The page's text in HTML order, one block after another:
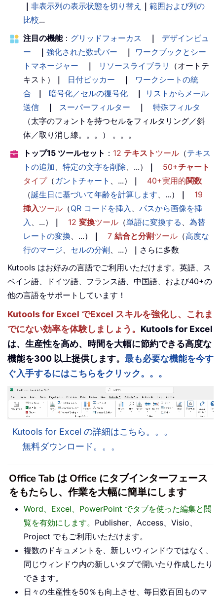
｜ 非表示列の表示状態を切り替え ｜ 範囲および列の
比較...
注目の機能： グリッドフォーカス ｜
デザインビュ
ー
｜ 強化された数式バー ｜
ワークブックとシー
トマネージャー
｜ リソースライブラリ
（オートテ
キスト）
｜ 日付ピッカー ｜
ワークシートの統
合
｜ 暗号化／セルの復号化 ｜
リストからメール
送信
｜ スーパーフィルター ｜
特殊フィルタ
（太字のフォントを持つセルをフィルタリング／斜
体／取り消し線。。。） 。。。
トップ15 ツールセット ： 12 テキスト ツール （テキス
トの追加
特定の文字を削除 、...） ｜ 50+チャート
タイプ（ ガントチャート 、...） ｜ 40+実用的関数
（誕生日に基づいて年齢を計算します 、...） ｜
19
挿入ツール （QR コードを挿入
パスから画像を挿
入
、...） ｜ 12 変換ツール （単語に変換する
為替
レートの変換 、...） ｜ 7 結合と分割ツール （高度な
行のマージ
セルの分割 、...） ｜ さらに多数
Kutools はお好みの言語でご利用いただけます。英語、ス
ペイン語、ドイツ語、フランス語、中国語、および40+の
他の言語をサポートしています！
Kutools for Excel でExcel スキルを強化し、これま
でにない効率を体験しましょう。 Kutools for Excel
は、生産性を高め、時間を大幅に節約できる高度な
機能を300 以上提供します。 最も必要な機能を今す
ぐ入手するにはこちらをクリック。。。
Kutools for Excel の詳細はこちら。。。
無料ダウンロード。。。
Office Tab は Office にタブインターフェース
をもたらし、作業を大幅に簡単にします
Word、Excel、PowerPoint でタブを使った編集と閲
覧を有効にします。 Publisher、Access、Visio、
Project でもご利用いただけます。
複数のドキュメントを、新しいウィンドウではなく、
同じウィンドウ内の新しいタブで開いたり作成したり
できます。
日々の生産性を50％も向上させ、毎日数百回ものマ